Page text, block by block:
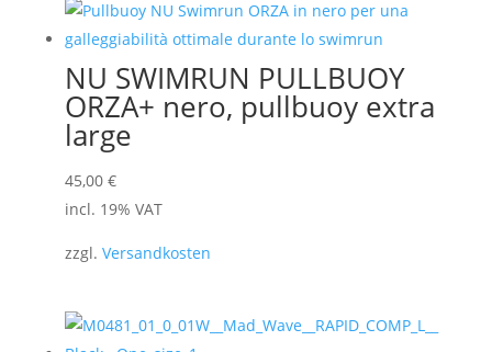
NU SWIMRUN PULLBUOY
ORZA+ nero, pullbuoy extra
large
45,00 €
incl. 19% VAT
zzgl. Versandkosten